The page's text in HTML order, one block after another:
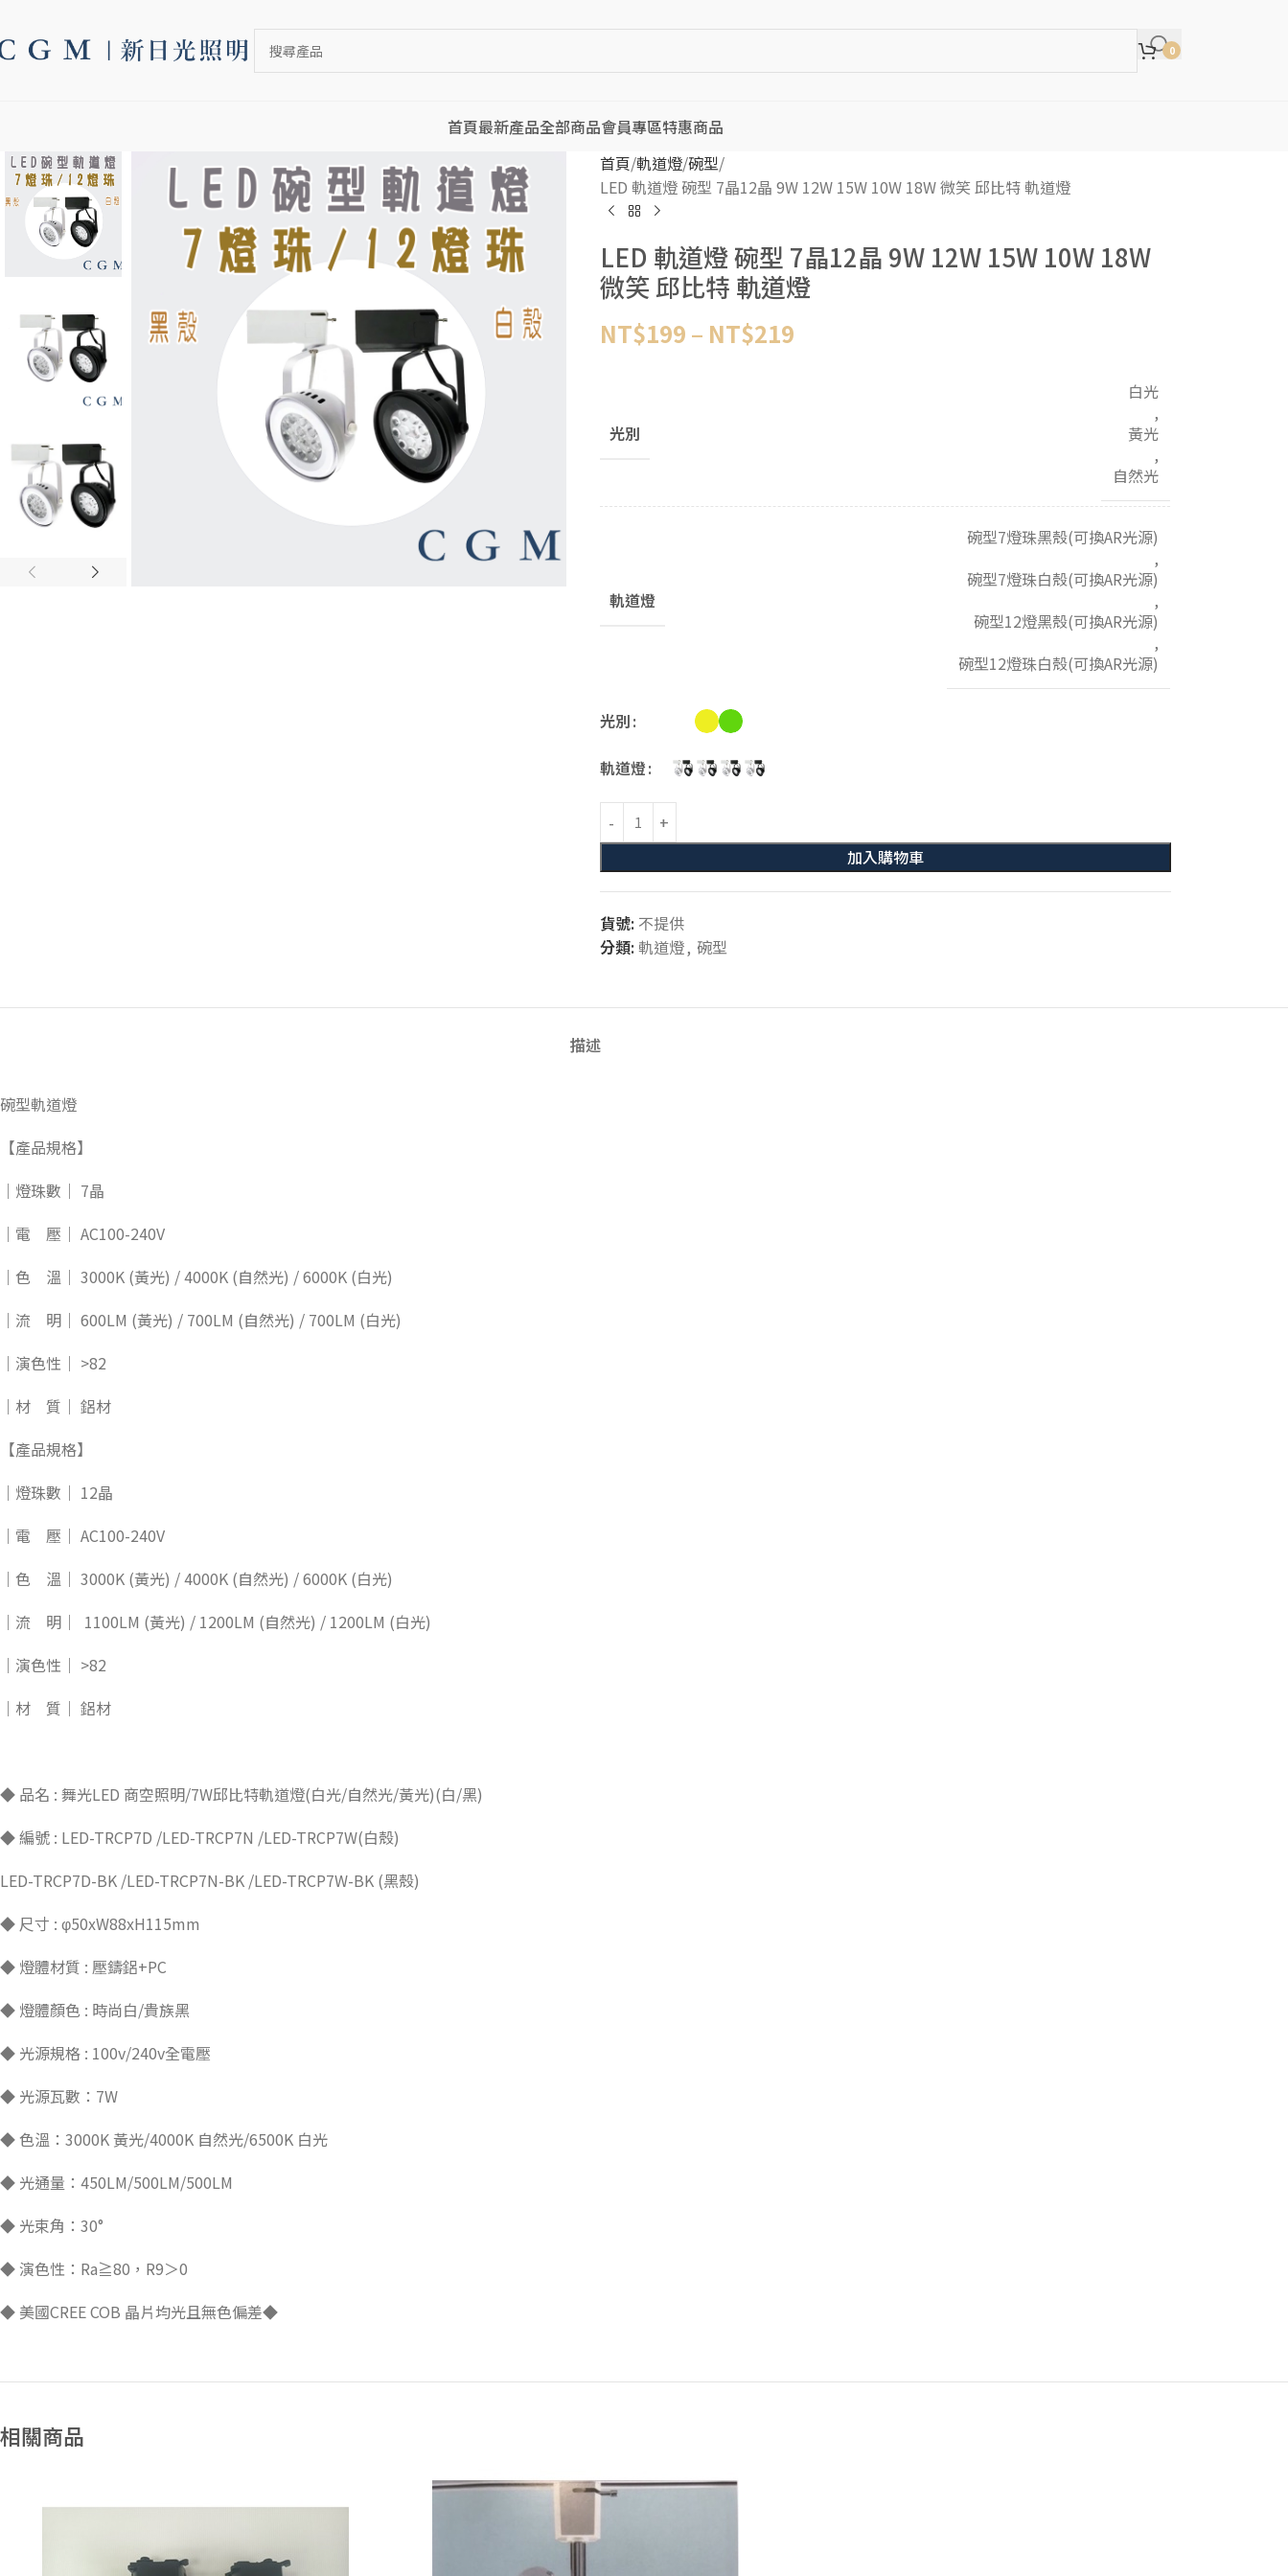
0
首頁最新產品全部商品會員專區特惠商品
首頁 軌道燈 碗型
LED 軌道燈 碗型 7晶12晶 9W 12W 15W 10W 18W 微笑 邱比特 軌道燈
LED 軌道燈 碗型 7晶12晶 9W 12W 15W 10W 18W
微笑 邱比特 軌道燈
NT$199 – NT$219
光別
白光
,
黃光
,
自然光
軌道燈
碗型7燈珠黑殼(可換AR光源)
,
碗型7燈珠白殼(可換AR光源)
,
碗型12燈黑殼(可換AR光源)
,
碗型12燈珠白殼(可換AR光源)
光別
軌道燈
加入購物車
貨號: 不提供
分類: 軌道燈, 碗型
描述
碗型軌道燈
【產品規格】
｜燈珠數｜ 7晶
｜電 壓｜ AC100-240V
｜色 溫｜ 3000K (黃光) / 4000K (自然光) / 6000K (白光)
｜流 明｜ 600LM (黃光) / 700LM (自然光) / 700LM (白光)
｜演色性｜ >82
｜材 質｜ 鋁材
【產品規格】
｜燈珠數｜ 12晶
｜電 壓｜ AC100-240V
｜色 溫｜ 3000K (黃光) / 4000K (自然光) / 6000K (白光)
｜流 明｜ 1100LM (黃光) / 1200LM (自然光) / 1200LM (白光)
｜演色性｜ >82
｜材 質｜ 鋁材
◆ 品名 : 舞光LED 商空照明/7W邱比特軌道燈(白光/自然光/黃光)(白/黑)
◆ 編號 : LED-TRCP7D /LED-TRCP7N /LED-TRCP7W(白殼)
LED-TRCP7D-BK /LED-TRCP7N-BK /LED-TRCP7W-BK (黑殼)
◆ 尺寸 : φ50xW88xH115mm
◆ 燈體材質 : 壓鑄鋁+PC
◆ 燈體顏色 : 時尚白/貴族黑
◆ 光源規格 : 100v/240v全電壓
◆ 光源瓦數：7W
◆ 色溫：3000K 黃光/4000K 自然光/6500K 白光
◆ 光通量：450LM/500LM/500LM
◆ 光束角：30°
◆ 演色性：Ra≧80，R9＞0
◆ 美國CREE COB 晶片均光且無色偏差◆
相關商品